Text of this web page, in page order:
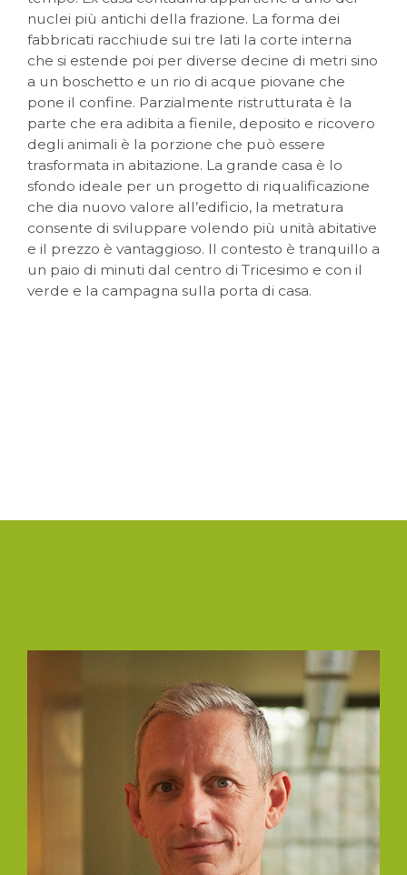
nuclei più antichi della frazione. La forma dei
fabbricati racchiude sui tre lati la corte interna
che si estende poi per diverse decine di metri sino
a un boschetto e un rio di acque piovane che
pone il confine. Parzialmente ristrutturata è la
parte che era adibita a fienile, deposito e ricovero
degli animali è la porzione che può essere
trasformata in abitazione. La grande casa è lo
sfondo ideale per un progetto di riqualificazione
che dia nuovo valore all’edificio, la metratura
consente di sviluppare volendo più unità abitative
e il prezzo è vantaggioso. Il contesto è tranquillo a
un paio di minuti dal centro di Tricesimo e con il
verde e la campagna sulla porta di casa.